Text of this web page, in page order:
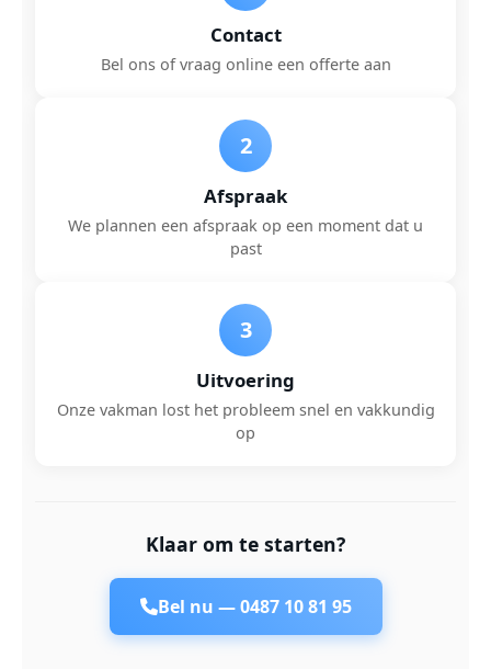
Contact
Bel ons of vraag online een offerte aan
2
Afspraak
We plannen een afspraak op een moment dat u
past
3
Uitvoering
Onze vakman lost het probleem snel en vakkundig
op
Klaar om te starten?
Bel nu —0487 10 81 95